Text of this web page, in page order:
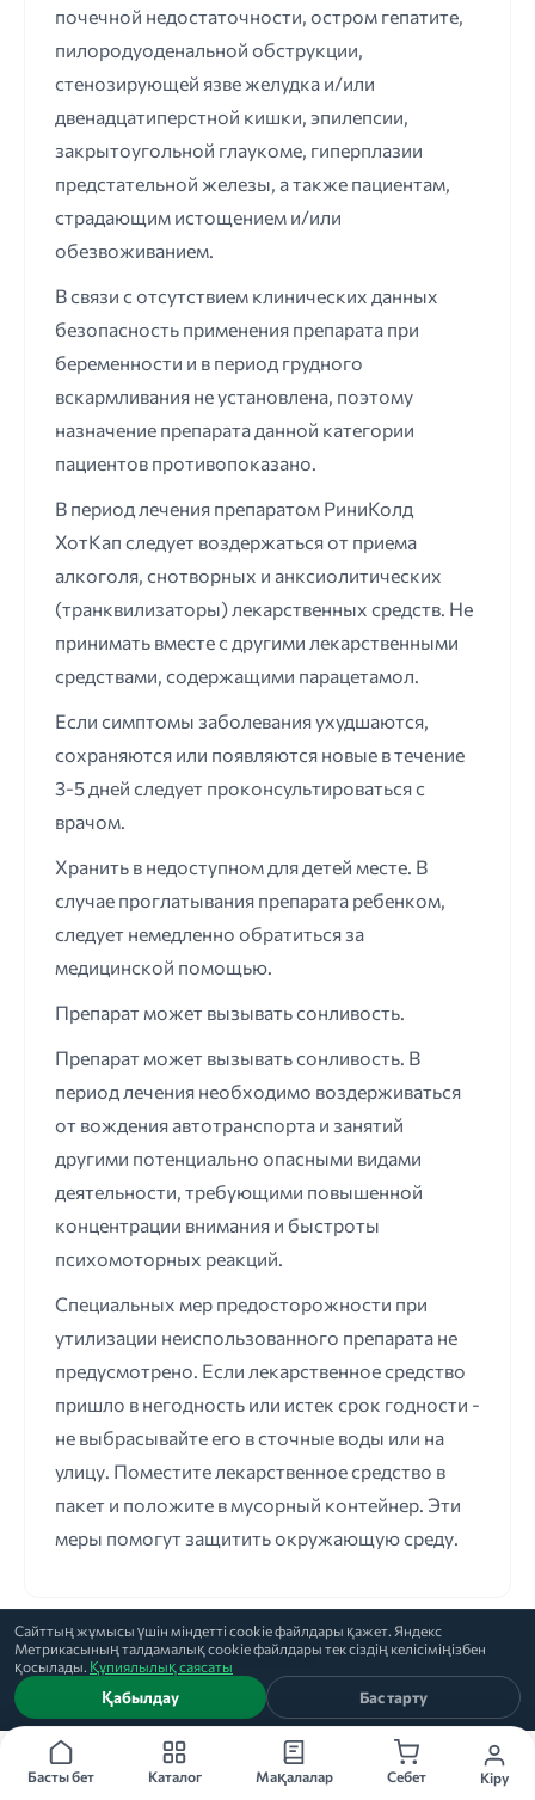
Сайттың жұмысы үшін міндетті cookie файлдары қажет. Яндекс
Метрикасының талдамалық cookie файлдары тек сіздің келісіміңізбен
қосылады. Құпиялылық саясаты
Қабылдау Бас тарту
почечной недостаточности, остром гепатите,
пилородуоденальной обструкции,
стенозирующей язве желудка и/или
двенадцатиперстной кишки, эпилепсии,
закрытоугольной глаукоме, гиперплазии
предстательной железы, а также пациентам,
страдающим истощением и/или
обезвоживанием.
В связи с отсутствием клинических данных
безопасность применения препарата при
беременности и в период грудного
вскармливания не установлена, поэтому
назначение препарата данной категории
пациентов противопоказано.
В период лечения препаратом РиниКолд
ХотКап следует воздержаться от приема
алкоголя, снотворных и анксиолитических
(транквилизаторы) лекарственных средств. Не
принимать вместе с другими лекарственными
средствами, содержащими парацетамол.
Если симптомы заболевания ухудшаются,
сохраняются или появляются новые в течение
3-5 дней следует проконсультироваться с
врачом.
Хранить в недоступном для детей месте. В
случае проглатывания препарата ребенком,
следует немедленно обратиться за
медицинской помощью.
Препарат может вызывать сонливость.
Препарат может вызывать сонливость. В
период лечения необходимо воздерживаться
от вождения автотранспорта и занятий
другими потенциально опасными видами
деятельности, требующими повышенной
концентрации внимания и быстроты
психомоторных реакций.
Специальных мер предосторожности при
утилизации неиспользованного препарата не
предусмотрено. Если лекарственное средство
пришло в негодность или истек срок годности -
не выбрасывайте его в сточные воды или на
улицу. Поместите лекарственное средство в
пакет и положите в мусорный контейнер. Эти
меры помогут защитить окружающую среду.
★★★★★55-тен негізінде76пікір
Сондай-ақ қараңыз
Басты бет Каталог Мақалалар Себет Кіру